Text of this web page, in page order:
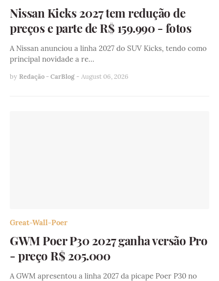
Nissan Kicks 2027 tem redução de
preços e parte de R$ 159.990 - fotos
A Nissan anunciou a linha 2027 do SUV Kicks, tendo como
principal novidade a re…
by Redação - CarBlog - August 06, 2026
Great-Wall-Poer
GWM Poer P30 2027 ganha versão Pro
- preço R$ 205.000
A GWM apresentou a linha 2027 da picape Poer P30 no